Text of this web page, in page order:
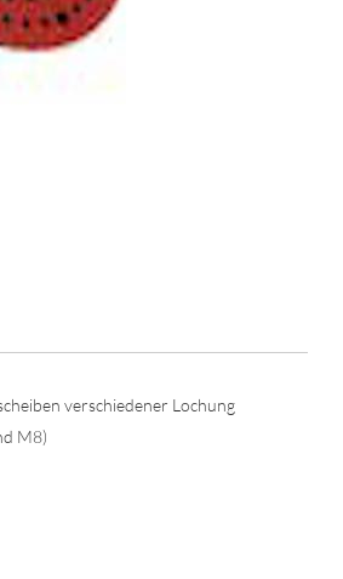
verschiedener Lochung
M8)